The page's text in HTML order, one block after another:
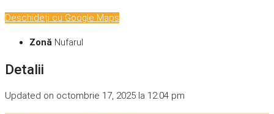
Deschideți cu Google Maps
Zonă Nufarul
Detalii
Updated on octombrie 17, 2025 la 12:04 pm